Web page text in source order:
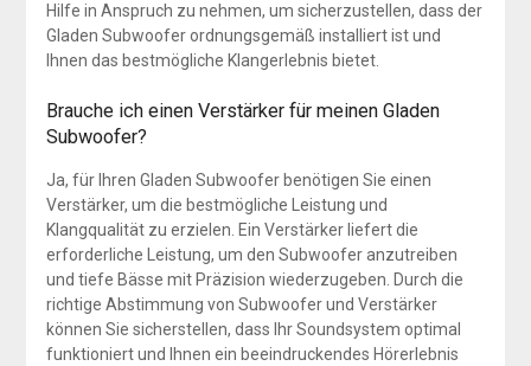
Hilfe in Anspruch zu nehmen, um sicherzustellen, dass der
Gladen Subwoofer ordnungsgemäß installiert ist und
Ihnen das bestmögliche Klangerlebnis bietet.
Brauche ich einen Verstärker für meinen Gladen
Subwoofer?
Ja, für Ihren Gladen Subwoofer benötigen Sie einen
Verstärker, um die bestmögliche Leistung und
Klangqualität zu erzielen. Ein Verstärker liefert die
erforderliche Leistung, um den Subwoofer anzutreiben
und tiefe Bässe mit Präzision wiederzugeben. Durch die
richtige Abstimmung von Subwoofer und Verstärker
können Sie sicherstellen, dass Ihr Soundsystem optimal
funktioniert und Ihnen ein beeindruckendes Hörerlebnis